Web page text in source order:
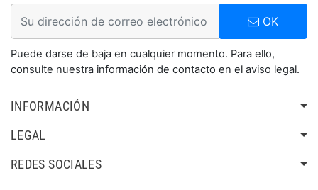
OK
Puede darse de baja en cualquier momento. Para ello,
consulte nuestra información de contacto en el aviso legal.
INFORMACIÓN
LEGAL
REDES SOCIALES